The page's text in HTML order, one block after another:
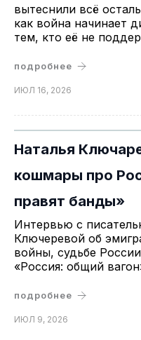
вытеснили всё
как война начинает
тем, кто её не
подробнее
ИЮЛ 16, 2026
Наталья
кошмары про
правят банды»
Интервью с
Ключеревой об
войны, судьбе
«Россия: общий
подробнее
ИЮЛ 9, 2026